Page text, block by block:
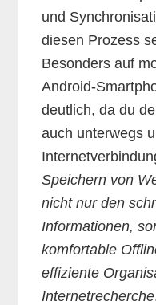
und
diesen Prozess
Besonders auf
Android-
deutlich, da du
auch unterwegs
Speichern von
nicht nur den
Informationen,
komfortable
effiziente
Internetrecherche